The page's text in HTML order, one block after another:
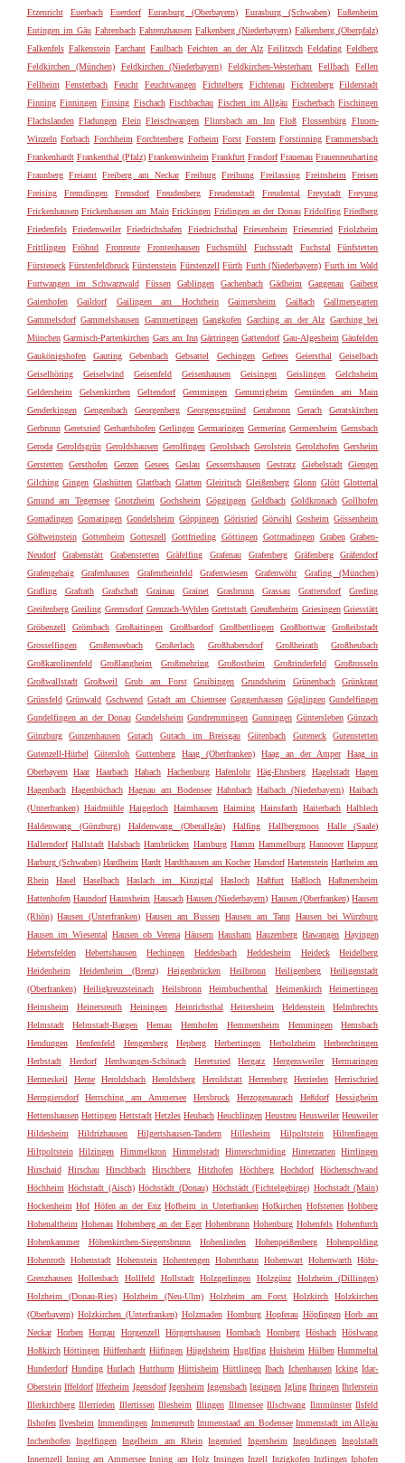
Etzenricht
Euerbach Euerdorf Eurasburg (Oberbayern) Eurasburg (Schwaben)
Eußenheim
Eutingen im Gäu Fahrenbach Fahrenzhausen Falkenberg (Niederbayern) Falkenberg (Oberpfalz)
Falkenfels Falkenstein Farchant Faulbach Feichten an der Alz Feilitzsch Feldafing Feldberg
Feldkirchen (München)
Feldkirchen (Niederbayern) Feldkirchen-Westerham Fellbach
Fellen
Fellheim
Fensterbach Feucht Feuchtwangen Fichtelberg Fichtenau Fichtenberg
Filderstadt
Finning Finningen Finsing Fischach Fischbachau Fischen im Allgäu Fischerbach Fischingen
Flachslanden Fladungen Flein Fleischwangen Flintsbach am Inn Floß Flossenbürg Fluorn-
Winzeln Forbach Forchheim Forchtenberg Forheim Forst Forstern Forstinning Frammersbach
Frankenhardt Frankenthal (Pfalz) Frankenwinheim Frankfurt Frasdorf Frauenau Frauenneuharting
Fraunberg Freiamt Freiberg am Neckar Freiburg Freihung Freilassing Freinsheim
Freisen
Freising
Fremdingen Frensdorf Freudenberg Freudenstadt Freudental Freystadt
Freyung
Frickenhausen Frickenhausen am Main Frickingen Fridingen an der Donau Fridolfing Friedberg
Friedenfels Friedenweiler Friedrichshafen Friedrichsthal Friesenheim Friesenried Friolzheim
Frittlingen
Fröhnd Fronreute Frontenhausen Fuchsmühl Fuchsstadt Fuchstal
Fünfstetten
Fürsteneck Fürstenfeldbruck Fürstenstein Fürstenzell Fürth Furth (Niederbayern) Furth im Wald
Furtwangen im Schwarzwald
Füssen Gablingen Gachenbach Gädheim Gaggenau
Gaiberg
Gaienhofen
Gaildorf Gailingen am Hochrhein Gaimersheim Gaißach
Gallmersgarten
Gammelsdorf Gammelshausen Gammertingen Gangkofen Garching an der Alz Garching bei
München Garmisch-Partenkirchen Gars am Inn Gärtringen Gattendorf Gau-Algesheim Gäufelden
Gaukönigshofen
Gauting Gebenbach Gebsattel Gechingen Gefrees Geiersthal
Geiselbach
Geiselhöring
Geiselwind Geisenfeld Geisenhausen Geisingen Geislingen
Gelchsheim
Geldersheim
Gelsenkirchen Geltendorf Gemmingen Gemmrigheim
Gemünden am Main
Genderkingen
Gengenbach Georgenberg Georgensgmünd Gerabronn Gerach
Geratskirchen
Gerbrunn Geretsried Gerhardshofen Gerlingen Germaringen Germering Germersheim Gernsbach
Geroda Geroldsgrün Geroldshausen Gerolfingen Gerolsbach Gerolstein Gerolzhofen Gersheim
Gerstetten
Gersthofen Gerzen Gesees Geslau Gessertshausen Gestratz Giebelstadt
Giengen
Gilching Gingen Glashütten Glattbach Glatten Gleiritsch Gleißenberg Glonn Glött Glottertal
Gmund am Tegernsee Gnotzheim Gochsheim Göggingen Goldbach Goldkronach Gollhofen
Gomadingen Gomaringen Gondelsheim Göppingen Görisried Görwihl Gosheim Gössenheim
Gößweinstein Gottenheim Gotteszell Gottfrieding Göttingen Gottmadingen Graben Graben-
Neudorf
Grabenstätt Grabenstetten Gräfelfing Grafenau Grafenberg Gräfenberg
Gräfendorf
Grafengehaig
Grafenhausen Grafenrheinfeld Grafenwiesen Grafenwöhr
Grafing (München)
Grafling
Grafrath Grafschaft Grainau Grainet Grasbrunn Grassau Grattersdorf
Greding
Greifenberg Greiling Gremsdorf Grenzach-Wyhlen Grettstadt Greußenheim Griesingen Griesstätt
Gröbenzell
Grömbach Großaitingen Großbardorf Großbettlingen Großbottwar
Großeibstadt
Grosselfingen
Großenseebach Großerlach Großhabersdorf Großheirath
Großheubach
Großkarolinenfeld
Großlangheim Großmehring Großostheim Großrinderfeld
Großrosseln
Großwallstadt
Großweil Grub am Forst Gruibingen Grundsheim Grünenbach
Grünkraut
Grünsfeld Grünwald Gschwend Gstadt am Chiemsee Guggenhausen Güglingen Gundelfingen
Gundelfingen an der Donau Gundelsheim Gundremmingen Gunningen Güntersleben Günzach
Günzburg
Gunzenhausen Gutach Gutach im Breisgau Gütenbach Guteneck
Gutenstetten
Gutenzell-Hürbel
Gütersloh Guttenberg Haag (Oberfranken) Haag an der Amper
Haag in
Oberbayern
Haar Haarbach Habach Hachenburg Hafenlohr Häg-Ehrsberg Hagelstadt
Hagen
Hagenbach Hagenbüchach Hagnau am Bodensee Hahnbach Haibach (Niederbayern) Haibach
(Unterfranken) Haidmühle Haigerloch Haimhausen Haiming Hainsfarth Haiterbach Halblech
Haldenwang (Günzburg)
Haldenwang (Oberallgäu) Halfing Hallbergmoos
Halle (Saale)
Hallerndorf Hallstadt Halsbach Hambrücken Hamburg Hamm Hammelburg Hannover Happurg
Harburg (Schwaben) Hardheim Hardt Hardthausen am Kocher Harsdorf Hartenstein Hartheim am
Rhein
Hasel Haselbach Haslach im Kinzigtal Hasloch Haßfurt Haßloch
Haßmersheim
Hattenhofen Haundorf Haunsheim Hausach Hausen (Niederbayern) Hausen (Oberfranken) Hausen
(Rhön) Hausen (Unterfranken) Hausen am Bussen Hausen am Tann Hausen bei Würzburg
Hausen im Wiesental Hausen ob Verena Häusern Hausham Hauzenberg Hawangen Hayingen
Hebertsfelden
Hebertshausen Hechingen Heddesbach Heddesheim Heideck
Heidelberg
Heidenheim
Heidenheim (Brenz) Heigenbrücken Heilbronn Heiligenberg
Heiligenstadt
(Oberfranken)
Heiligkreuzsteinach Heilsbronn Heimbuchenthal Heimenkirch
Heimertingen
Heimsheim
Heinersreuth Heiningen Heinrichsthal Heitersheim Heldenstein
Helmbrechts
Helmstadt
Helmstadt-Bargen Hemau Hemhofen Hemmersheim Hemmingen
Hemsbach
Hendungen
Henfenfeld Hengersberg Hepberg Herbertingen Herbolzheim
Herbrechtingen
Herbstadt
Herdorf Herdwangen-Schönach Heretsried Hergatz Hergensweiler
Hermaringen
Hermeskeil
Herne Heroldsbach Heroldsberg Heroldstatt Herrenberg Herrieden
Herrischried
Herrngiersdorf
Herrsching am Ammersee Hersbruck Herzogenaurach Heßdorf
Hessigheim
Hettenshausen Hettingen Hettstadt Hetzles Heubach Heuchlingen Heustreu Heusweiler Heuweiler
Hildesheim
Hildrizhausen Hilgertshausen-Tandern Hillesheim Hilpoltstein
Hiltenfingen
Hiltpoltstein
Hilzingen Himmelkron Himmelstadt Hinterschmiding Hinterzarten
Hirrlingen
Hirschaid
Hirschau Hirschbach Hirschberg Hitzhofen Höchberg Hochdorf
Höchenschwand
Höchheim Höchstadt (Aisch) Höchstädt (Donau) Höchstädt (Fichtelgebirge) Hochstadt (Main)
Hockenheim Hof Höfen an der Enz Hofheim in Unterfranken Hofkirchen Hofstetten Hohberg
Hohenaltheim Hohenau Hohenberg an der Eger Hohenbrunn Hohenburg Hohenfels Hohenfurch
Hohenkammer
Höhenkirchen-Siegertsbrunn Hohenlinden Hohenpeißenberg
Hohenpolding
Hohenroth Hohenstadt Hohenstein Hohentengen Hohenthann Hohenwart Hohenwarth Höhr-
Grenzhausen
Hollenbach Hollfeld Hollstadt Holzgerlingen Holzgünz
Holzheim (Dillingen)
Holzheim (Donau-Ries)
Holzheim (Neu-Ulm) Holzheim am Forst Holzkirch
Holzkirchen
(Oberbayern) Holzkirchen (Unterfranken) Holzmaden Homburg Hopferau Höpfingen Horb am
Neckar Horben Horgau Horgenzell Hörgertshausen Hornbach Hornberg Hösbach Höslwang
Hoßkirch Höttingen Hüffenhardt Hüfingen Hügelsheim Huglfing Huisheim Hülben Hummeltal
Hunderdorf Hunding Hurlach Hutthurm Hüttisheim Hüttlingen Ibach Ichenhausen Icking Idar-
Oberstein Iffeldorf Iffezheim Igensdorf Igersheim Iggensbach Iggingen Igling Ihringen Ihrlerstein
Illerkirchberg Illerrieden Illertissen Illesheim Illingen Illmensee Illschwang Ilmmünster Ilsfeld
Ilshofen Ilvesheim Immendingen Immenreuth Immenstaad am Bodensee Immenstadt im Allgäu
Inchenhofen Ingelfingen Ingelheim am Rhein Ingenried Ingersheim Ingoldingen Ingolstadt
Innernzell Inning am Ammersee Inning am Holz Insingen Inzell Inzigkofen Inzlingen Iphofen